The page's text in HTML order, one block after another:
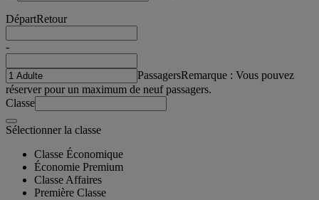
DépartRetour
-
PassagersRemarque : Vous pouvez
réserver pour un maximum de neuf passagers.
Classe
Sélectionner la classe
Classe Économique
Économie Premium
Classe Affaires
Première Classe